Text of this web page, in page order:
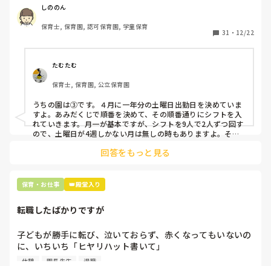
て入職しているはずですが、いざ勤務が始まると一日も土曜
出勤が出来ない方ばかりです。
①土曜日の希望休は2日まで、と制限をかける
②毎月、必ず土曜保育に入ることのできる日を1日だけピッ
クアップしてもらう
③仮シフトが出た時、土曜出勤が難しければ自身で代わりの
人を交渉して見つけてもらう
上記のいずれかの対策を取り入れることを考えています。
しののん
保育士, 保育園, 認可保育園, 学童保育
31 ・ 12/22
たむたむ
保育士, 保育園, 公立保育園
うちの園は③です。４月に一年分の土曜日出勤日を決めていま
すよ。あみだくじで順番を決めて、その順番通りにシフトを入
れていきます。月一が基本ですが、シフトを9人で2人ずつ回す
ので、土曜日が4週しかない月は無しの時もありますよ。その
て貰い、主任に報告してます。
回答をもっと見る
保育・お仕事 👑殿堂入り
転職したばかりですが
子どもが勝手に転び、泣いておらず、赤くなってもいないの
に、いちいち「ヒヤリハット書いて」
と書かされ
休憩 園長先生 退職